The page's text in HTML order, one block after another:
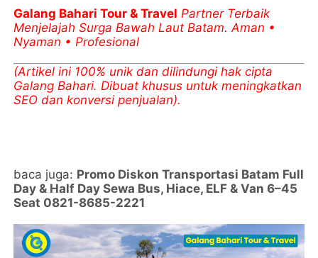
Galang Bahari Tour & Travel Partner Terbaik
Menjelajah Surga Bawah Laut Batam. Aman •
Nyaman • Profesional
(Artikel ini 100% unik dan dilindungi hak cipta
Galang Bahari. Dibuat khusus untuk meningkatkan
SEO dan konversi penjualan).
baca juga: Promo Diskon Transportasi Batam Full
Day & Half Day Sewa Bus, Hiace, ELF & Van 6–45
Seat 0821-8685-2221